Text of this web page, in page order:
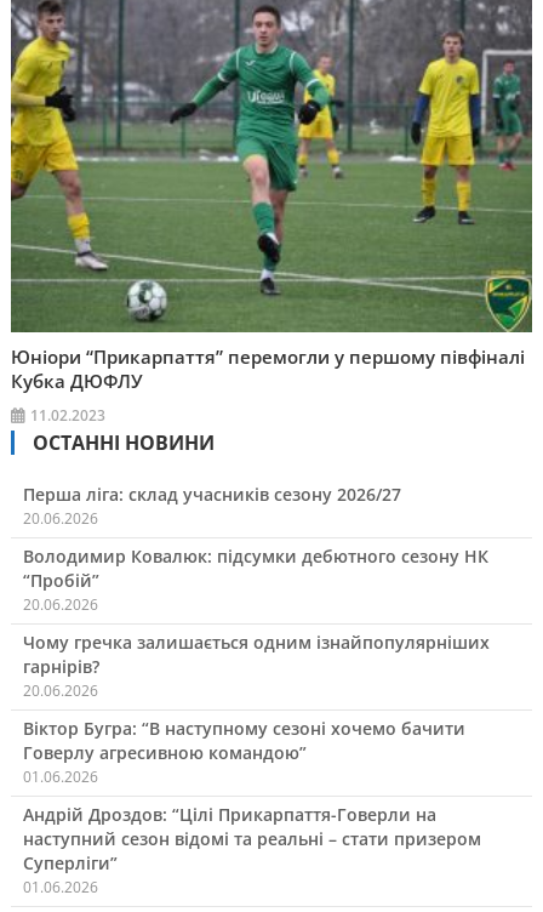
Юніори “Прикарпаття” перемогли у першому півфіналі
Кубка ДЮФЛУ
11.02.2023
ОСТАННІ НОВИНИ
Перша ліга: склад учасників сезону 2026/27
20.06.2026
Володимир Ковалюк: підсумки дебютного сезону НК
“Пробій”
20.06.2026
Чому гречка залишається одним ізнайпопулярніших
гарнірів?
20.06.2026
Віктор Бугра: “В наступному сезоні хочемо бачити
Говерлу агресивною командою”
01.06.2026
Андрій Дроздов: “Цілі Прикарпаття-Говерли на
наступний сезон відомі та реальні – стати призером
Суперліги”
01.06.2026